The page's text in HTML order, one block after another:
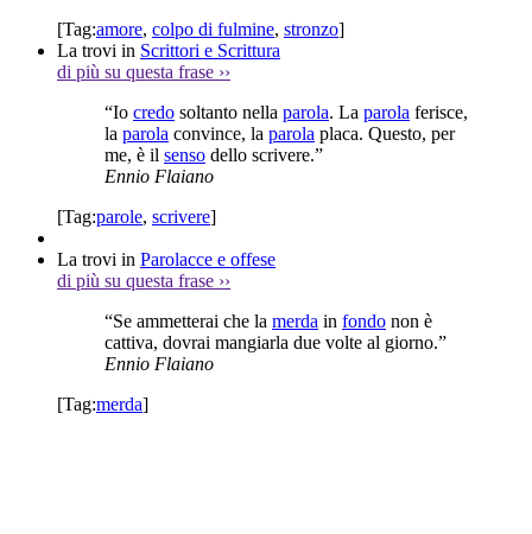
[Tag:amore, colpo di fulmine, stronzo]
La trovi in Scrittori e Scrittura
di più su questa frase ››
“Io credo soltanto nella parola. La parola ferisce,
la parola convince, la parola placa. Questo, per
me, è il senso dello scrivere.”
Ennio Flaiano
[Tag:parole, scrivere]
La trovi in Parolacce e offese
di più su questa frase ››
“Se ammetterai che la merda in fondo non è
cattiva, dovrai mangiarla due volte al giorno.”
Ennio Flaiano
[Tag:merda]